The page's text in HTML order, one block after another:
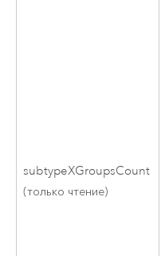
subtypeXGroupsCount
(только чтение)